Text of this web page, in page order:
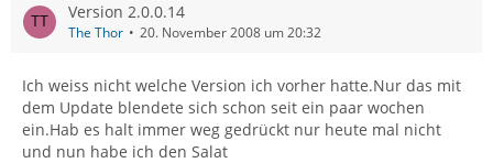
Version 2.0.0.14
The Thor 20. November 2008 um 20:32
Ich weiss nicht welche Version ich vorher hatte.Nur das mit
dem Update blendete sich schon seit ein paar wochen
ein.Hab es halt immer weg gedrückt nur heute mal nicht
und nun habe ich den Salat